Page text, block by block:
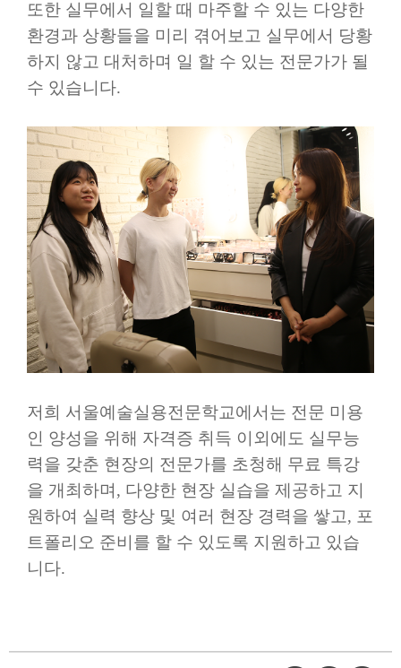
또한 실무에서 일할 때 마주할 수 있는 다양한
환경과 상황들을 미리 겪어보고 실무에서 당황
하지 않고 대처하며 일 할 수 있는 전문가가 될
수 있습니다.
저희 서울예술실용전문학교에서는 전문 미용
인 양성을 위해 자격증 취득 이외에도 실무능
력을 갖춘 현장의 전문가를 초청해 무료 특강
을 개최하며, 다양한 현장 실습을 제공하고 지
원하여 실력 향상 및 여러 현장 경력을 쌓고, 포
트폴리오 준비를 할 수 있도록 지원하고 있습
니다.